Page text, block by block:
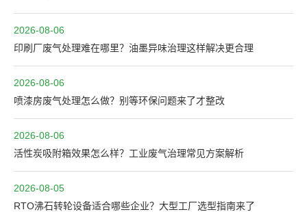
2026-08-06
印刷厂废气处理难在哪里？油墨异味治理这样解决更合理
2026-08-06
喷漆房废气处理怎么做？别等环保问题来了才整改
2026-08-06
活性炭吸附箱效果怎么样？工业废气治理常见方案解析
2026-08-05
RTO沸石转轮设备适合哪些企业？大型工厂选型指南来了